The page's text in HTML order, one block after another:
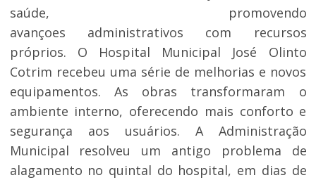
saúde, promovendo
avançoes administrativos com recursos
próprios. O Hospital Municipal José Olinto
Cotrim recebeu uma série de melhorias e novos
equipamentos. As obras transformaram o
ambiente interno, oferecendo mais conforto e
segurança aos usuários. A Administração
Municipal resolveu um antigo problema de
alagamento no quintal do hospital, em dias de